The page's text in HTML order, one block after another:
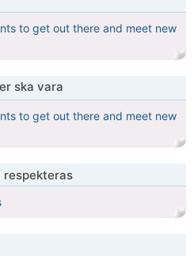
to get out there and meet new
ska vara
to get out there and meet new
respekteras